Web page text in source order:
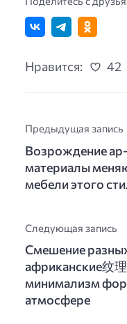
Нравится: 42
Предыдущая запись
Возрождение
материалы
мебели этого
Следующая запись
Смешение
африканские纹
минимализм
атмосфере